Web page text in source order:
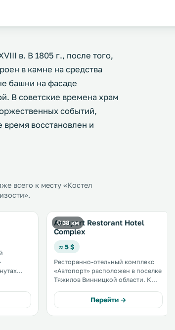
в. В 1805 г., после того,
в камне на средства
башни на фасаде
В советские времена храм
событий,
восстановлен и
всего к месту «Костел
38 км
Avtoport Restorant Hotel
Complex
≈ 5 $
Ресторанно-отельный комплекс
«Автопорт» расположен в поселке
Тяжилов Винницкой области. К
для барбекю и терраса. На
территории комплекса работает
ресторан. .
Перейти →